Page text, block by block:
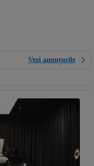
Vezi anunțurile